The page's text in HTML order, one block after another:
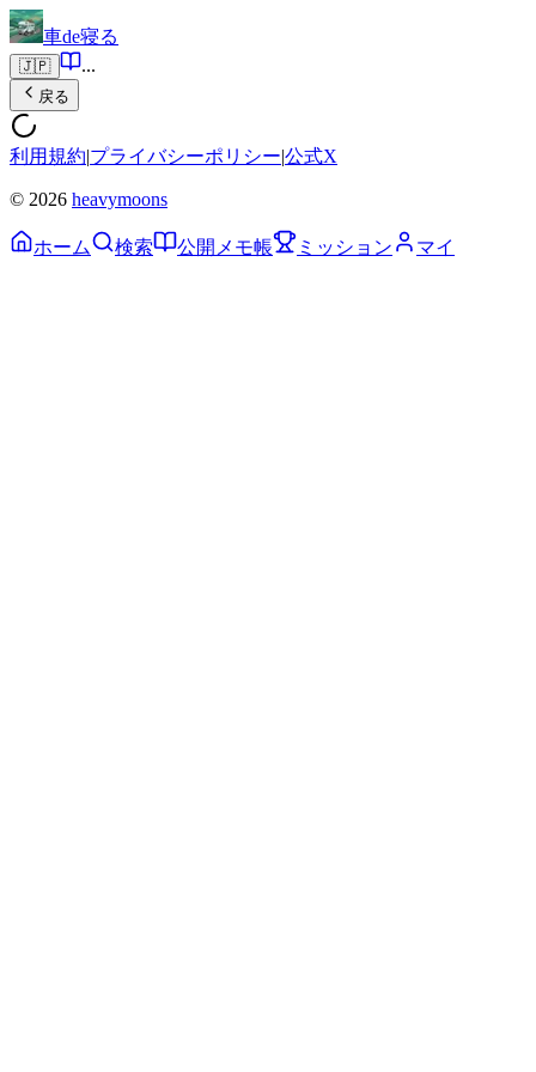
車de寝る
🇯🇵 ...
戻る
利用規約|プライバシーポリシー|公式X
© 2026 heavymoons
ホーム 検索 公開メモ帳 ミッション マイ